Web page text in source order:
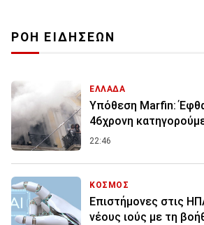
ΡΟΗ ΕΙΔΗΣΕΩΝ
ΕΛΛΑΔΑ
Υπόθεση Marfin:
46χρονη
22:46
ΚΟΣΜΟΣ
Επιστήμονες στις
νέους ιούς με τη